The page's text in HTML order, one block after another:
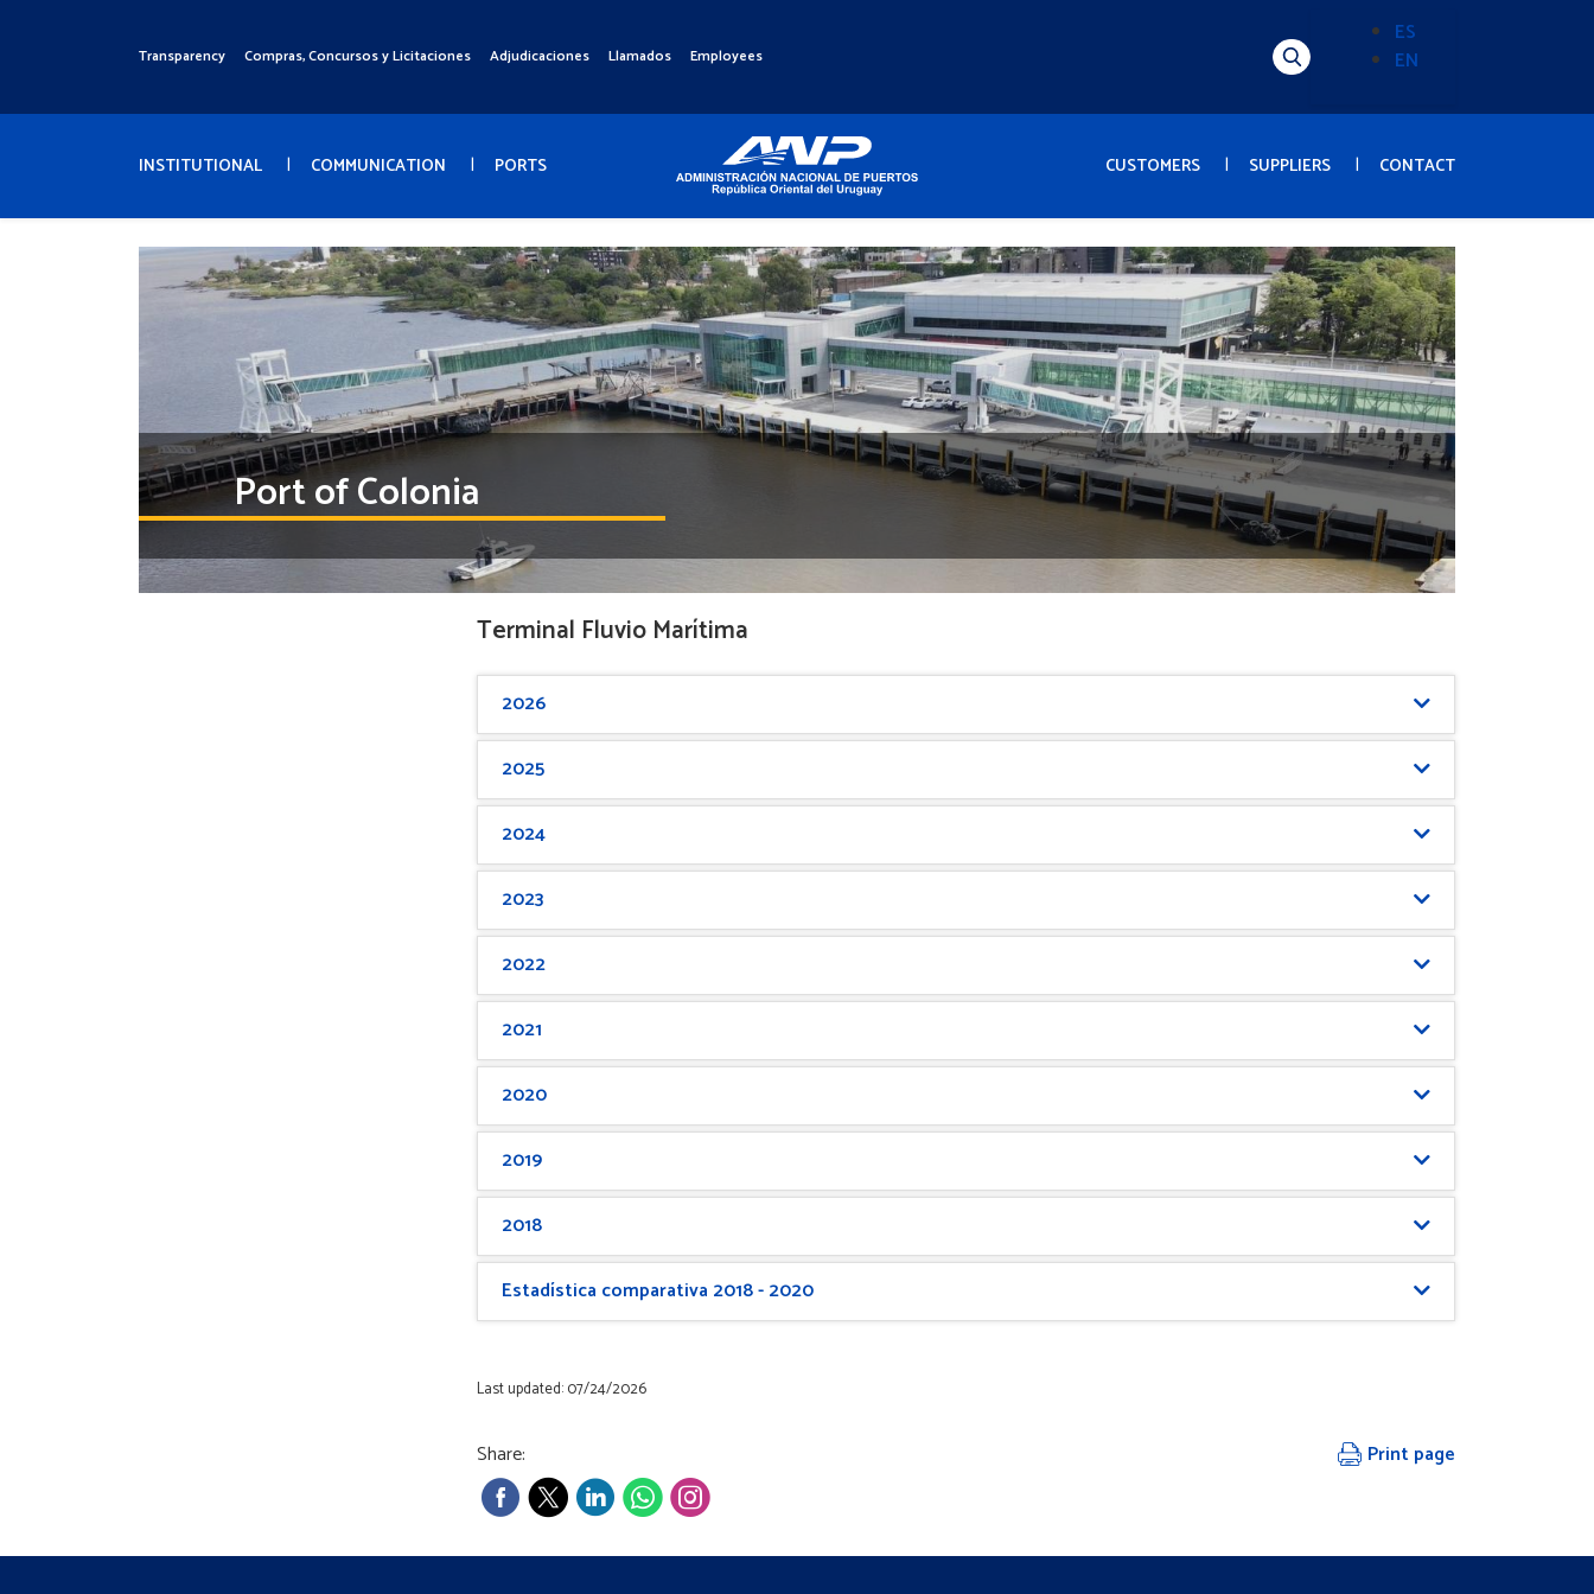
Menú
Transparency Compras, Concursos y Licitaciones Adjudicaciones Llamados Employees Alternador
(Content)
ES
EN
Menú
INSTITUTIONAL COMMUNICATION PORTS CUSTOMERS SUPPLIERS CONTACT
Port of Colonia
Terminal Fluvio Marítima
2026
2025
2024
2023
2022
2021
2020
2019
2018
Estadística comparativa 2018 - 2020
Last updated: 07/24/2026
Share: Print page